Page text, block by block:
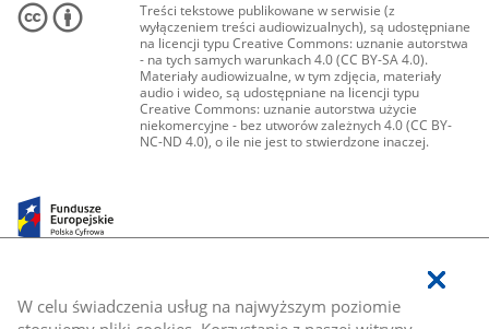
W celu świadczenia usług na najwyższym poziomie
Treści tekstowe publikowane w serwisie (z
wyłączeniem treści audiowizualnych), są udostępniane
na licencji typu Creative Commons: uznanie autorstwa
- na tych samych warunkach 4.0 (CC BY-SA 4.0).
Materiały audiowizualne, w tym zdjęcia, materiały
audio i wideo, są udostępniane na licencji typu
Creative Commons: uznanie autorstwa użycie
niekomercyjne - bez utworów zależnych 4.0 (CC BY-
NC-ND 4.0), o ile nie jest to stwierdzone inaczej.